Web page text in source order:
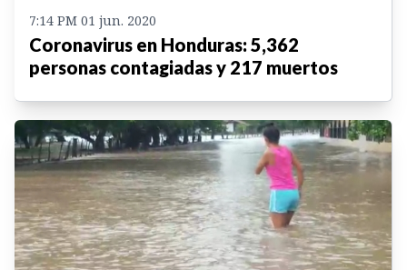
7:14 PM 01 jun. 2020
Coronavirus en Honduras: 5,362
personas contagiadas y 217 muertos